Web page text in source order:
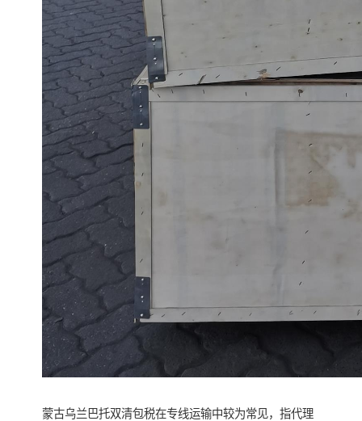
蒙古乌兰巴托双清包税在专线运输中较为常见，指代理